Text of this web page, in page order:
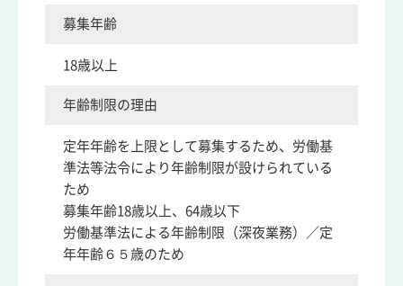
募集年齢
18歳以上
年齢制限の理由
定年年齢を上限として募集するため、労働基
準法等法令により年齢制限が設けられている
ため
募集年齢18歳以上、64歳以下
労働基準法による年齢制限（深夜業務）／定
年年齢６５歳のため